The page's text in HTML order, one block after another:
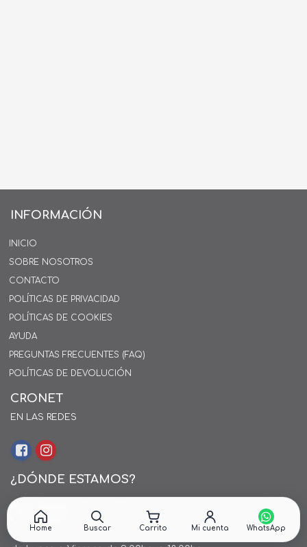
INFORMACIÓN
INICIO
SOBRE NOSOTROS
CONTACTO
POLÍTICAS DE PRIVACIDAD
POLÍTICAS DE COOKIES
AYUDA
PREGUNTAS FRECUENTES (FAQ)
POLÍTICAS DE DEVOLUCIÓN
CRONET
EN LAS REDES
¿DÓNDE ESTAMOS?
Alejo Rossell y Rius 1695, Montevideo, Uruguay
26 242424*
Home Buscar Carrito Mi cuenta